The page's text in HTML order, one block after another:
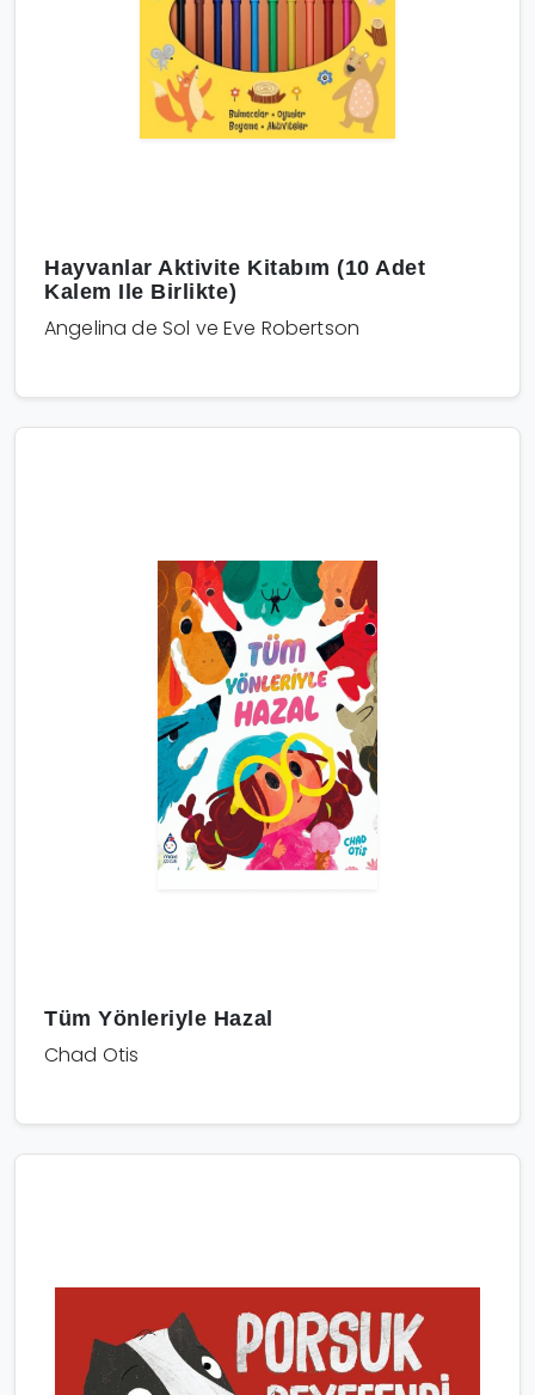
Hayvanlar Aktivite Kitabım (10 Adet
Kalem Ile Birlikte)
Angelina de Sol ve Eve Robertson
Tüm Yönleriyle Hazal
Chad Otis